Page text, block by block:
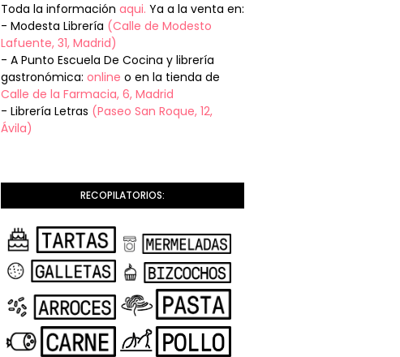
Toda la información aqui. Ya a la venta en:
- Modesta Librería (Calle de Modesto
Lafuente, 31, Madrid)
- A Punto Escuela De Cocina y librería
gastronómica: online o en la tienda de
Calle de la Farmacia, 6, Madrid
- Librería Letras (Paseo San Roque, 12,
Ávila)
RECOPILATORIOS: